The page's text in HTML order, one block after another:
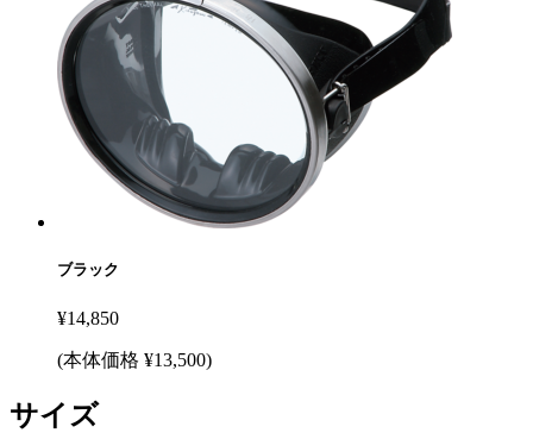
ブラック
¥14,850
(本体価格 ¥13,500)
サイズ